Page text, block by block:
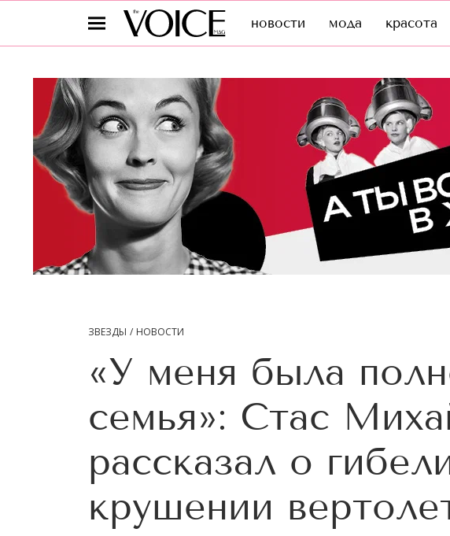
новости мода красота
ЗВЕЗДЫ НОВОСТИ
«У меня была
семья»: Стас
рассказал о
крушении